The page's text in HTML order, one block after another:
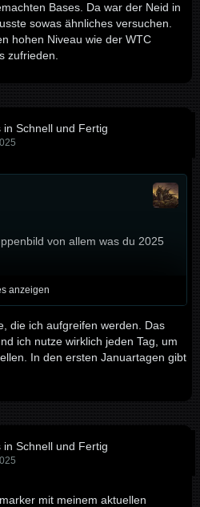
Bases. Da war der Neid in
sowas ähnliches versuchen.
hohen Niveau wie der WTC
zufrieden.
Schnell und Fertig
von allem was du 2025
anzeigen
die ich aufgreifen werden. Das
ich nutze wirklich jeden Tag, um
In den ersten Januartagen gibt
Schnell und Fertig
mit meinem aktuellen